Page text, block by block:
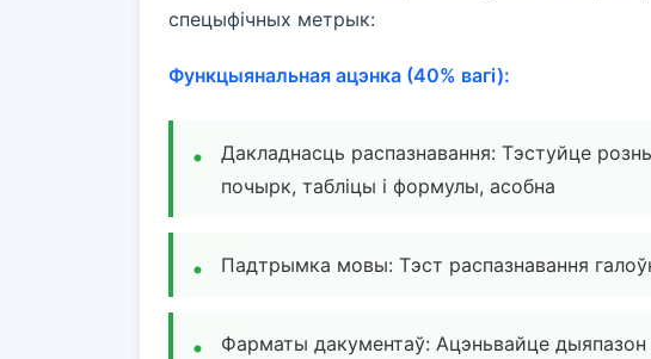
спецыфічных метрык:
Функцыянальная ацэнка (40% вагі):
Дакладнасць распазнавання: Тэстуйце
почырк, табліцы і формулы, асобна
Падтрымка мовы: Тэст распазнавання
Фарматы дакументаў: Ацэньвайце